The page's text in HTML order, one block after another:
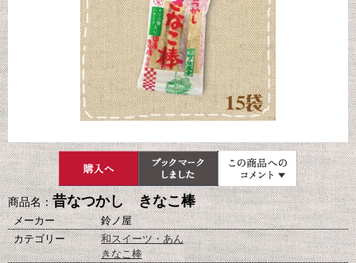
商品名：昔なつかし きなこ棒
メーカー
鈴ノ屋
カテゴリー
和スイーツ・あん
きなこ棒